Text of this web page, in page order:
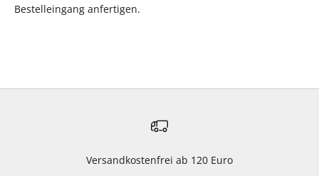
Bestelleingang anfertigen.
Versandkostenfrei ab 120 Euro